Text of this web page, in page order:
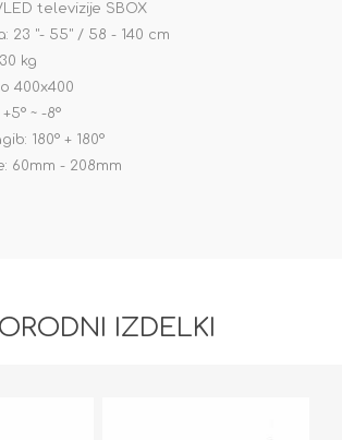
televizije SBOX
23 "- 55" / 58 - 140 cm
kg
400x400
~ -8°
180° + 180°
60mm - 208mm
IZDELKI